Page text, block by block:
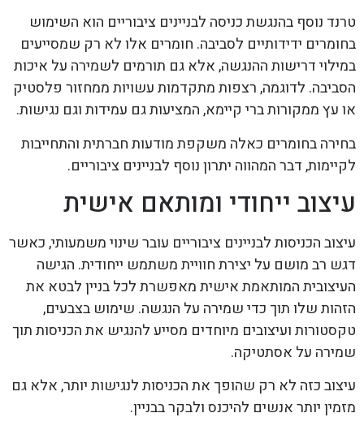
טרנד נוסף בהנגשת כניסה לבניינים ציבוריים הוא השימוש
בחומרים ידידותיים לסביבה. חומרים אלו לא רק שמסייעים
במילוי דרישות ההנגשה, אלא גם תורמים לשמירה על איכות
הסביבה. לדוגמה, רצפות מתקדמות עשויות ממחזור פלסטיק
או עץ ממקורות ברי קיימא, המציעות גם עמידות וגם נגישות.
בחירה בחומרים כאלה משקפת מודעות חברתית והתחייבות
לקיימות, דבר המהווה יתרון נוסף לבניינים ציבוריים.
עיצוב ייחודי ומותאם אישית
עיצוב הכניסות לבניינים ציבוריים עובר שינוי משמעותי, כאשר
דגש רב מושם על יצירת חוויית משתמש ייחודית. הגישה
העיצובית המותאמת אישית מאפשרת לכל בניין לבטא את
הזהות שלו תוך כדי שמירה על הנגשה. שימוש בצבעים,
טקסטורות ועיצובים מיוחדים מסייע להנגיש את הכניסות תוך
שמירה על אסתטיקה.
עיצוב כזה לא רק שהופך את הכניסות לנגישות יותר, אלא גם
מזמין יותר אנשים להיכנס ולבקר בבניין.